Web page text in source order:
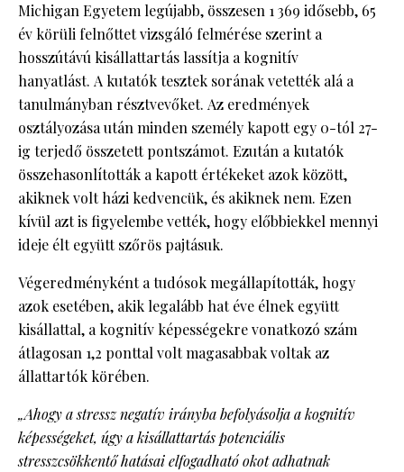
Michigan Egyetem legújabb, összesen 1 369 idősebb, 65
év körüli felnőttet vizsgáló felmérése szerint a
hosszútávú kisállattartás lassítja a kognitív
hanyatlást. A kutatók tesztek sorának vetették alá a
tanulmányban résztvevőket. Az eredmények
osztályozása után minden személy kapott egy 0-tól 27-
ig terjedő összetett pontszámot. Ezután a kutatók
összehasonlították a kapott értékeket azok között,
akiknek volt házi kedvencük, és akiknek nem. Ezen
kívül azt is figyelembe vették, hogy előbbiekkel mennyi
ideje élt együtt szőrös pajtásuk.
Végeredményként a tudósok megállapították, hogy
azok esetében, akik legalább hat éve élnek együtt
kisállattal, a kognitív képességekre vonatkozó szám
átlagosan 1,2 ponttal volt magasabbak voltak az
állattartók körében.
„Ahogy a stressz negatív irányba befolyásolja a kognitív
képességeket, úgy a kisállattartás potenciális
stresszcsökkentő hatásai elfogadható okot adhatnak